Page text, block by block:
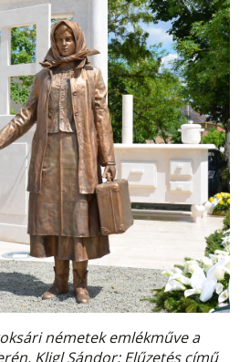
németek emlékműve a
Kligl Sándor: Elűzetés című